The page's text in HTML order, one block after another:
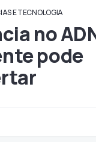
E TECNOLOGIA
no
pode